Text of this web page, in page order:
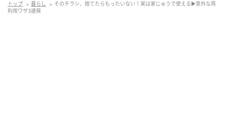
トップ 暮らし
そのチラシ、捨てたらもったいない！実は家じゅうで使える▶意外な再
利用ワザ3連発